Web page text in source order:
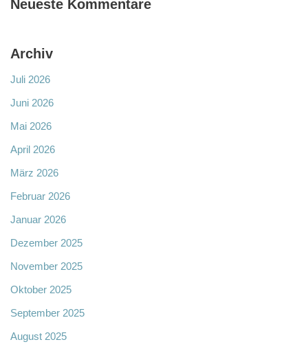
Neueste Kommentare
Archiv
Juli 2026
Juni 2026
Mai 2026
April 2026
März 2026
Februar 2026
Januar 2026
Dezember 2025
November 2025
Oktober 2025
September 2025
August 2025